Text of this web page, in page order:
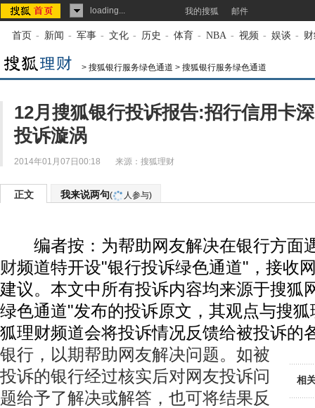
loading... 我的搜狐 邮件
首页 - 新闻 - 军事 - 文化 - 历史 - 体育 - NBA - 视频 - 娱谈 -
> 搜狐银行服务绿色通道 > 搜狐银行服务绿色通道
12月搜狐银行投诉报告:招行信用卡
投诉漩涡
2014年01月07日00:18 来源： 搜狐理财
正文 我来说两句( 人参与)
编者按：为帮助网友解决在银行方面
财频道特开设"银行投诉绿色通道"，接收
建议。本文中所有投诉内容均来源于搜狐
绿色通道"发布的投诉原文，其观点与搜
狐理财频道会将投诉情况反馈给被投诉的
相
银行，以期帮助网友解决问题。如被
投诉的银行经过核实后对网友投诉问
题给予了解决或解答，也可将结果反